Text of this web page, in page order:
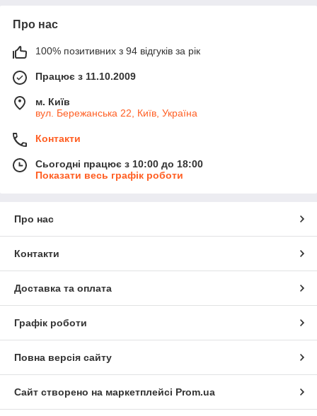
Про нас
100% позитивних з 94 відгуків за рік
Працює з 11.10.2009
м. Київ
вул. Бережанська 22, Київ, Україна
Контакти
Сьогодні працює з 10:00 до 18:00
Показати весь графік роботи
Про нас
Контакти
Доставка та оплата
Графік роботи
Повна версія сайту
Сайт створено на маркетплейсі Prom.ua